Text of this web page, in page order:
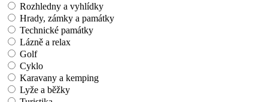
Rozhledny a vyhlídky
Hrady, zámky a památky
Technické památky
Lázně a relax
Golf
Cyklo
Karavany a kemping
Lyže a běžky